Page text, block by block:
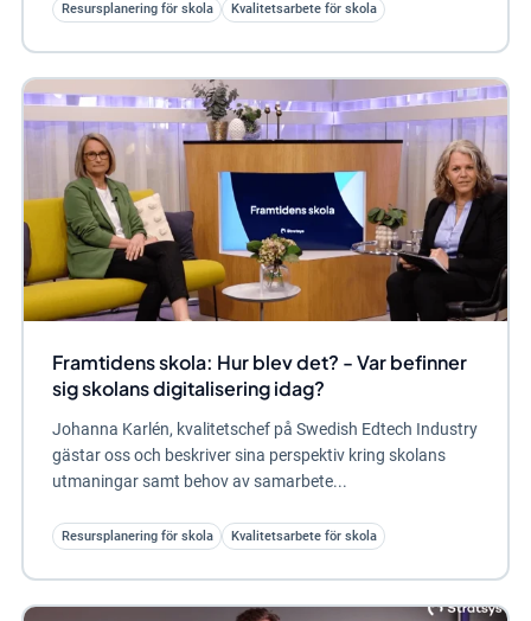
Resursplanering för skola Kvalitetsarbete för skola
Framtidens skola: Hur blev det? - Var befinner
sig skolans digitalisering idag?
Johanna Karlén, kvalitetschef på Swedish Edtech Industry
gästar oss och beskriver sina perspektiv kring skolans
utmaningar samt behov av samarbete...
Resursplanering för skola Kvalitetsarbete för skola